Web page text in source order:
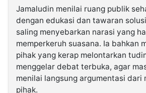
‎Jamaludin menilai ruang publik
dengan edukasi dan tawaran
saling menyebarkan narasi yang
memperkeruh suasana. Ia bahkan
pihak yang kerap melontarkan
menggelar debat terbuka, agar
menilai langsung argumentasi dari
pihak.